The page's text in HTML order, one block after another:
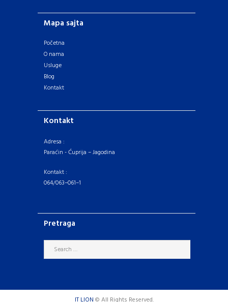
Mapa sajta
Početna
O nama
Usluge
Blog
Kontakt
Kontakt
Adresa :
Paraćin - Ćuprija – Jagodina
Kontakt :
064/063–061–1
Pretraga